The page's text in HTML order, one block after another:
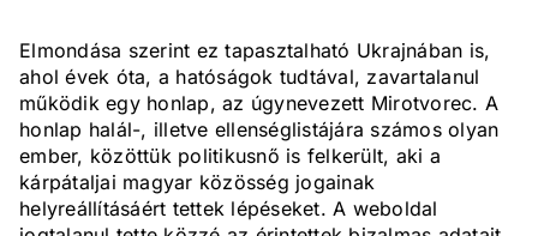
Elmondása szerint ez tapasztalható Ukrajnában is,
ahol évek óta, a hatóságok tudtával, zavartalanul
működik egy honlap, az úgynevezett Mirotvorec. A
honlap halál-, illetve ellenséglistájára számos olyan
ember, közöttük politikusnő is felkerült, aki a
kárpátaljai magyar közösség jogainak
helyreállításáért tettek lépéseket. A weboldal